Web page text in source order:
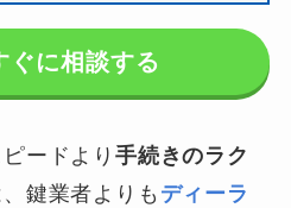
ぐに相談する
ードより手続きのラク
鍵業者よりも ディーラ